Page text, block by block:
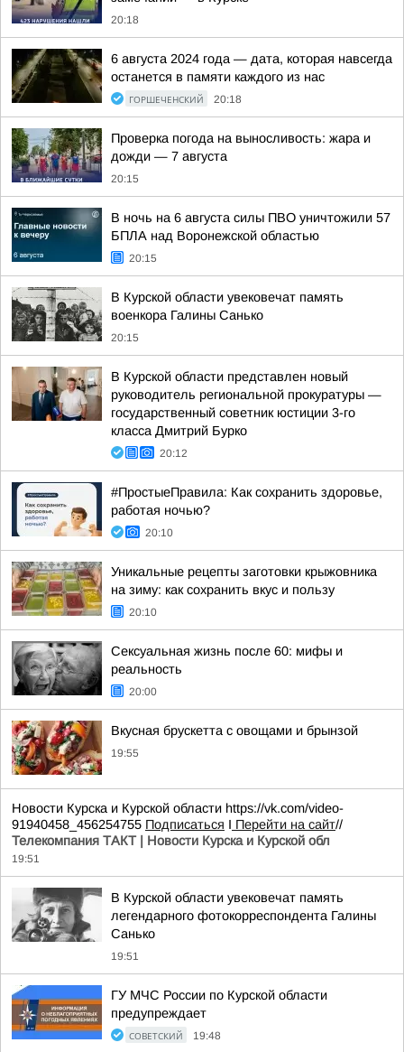
20:18
6 августа 2024 года — дата, которая навсегда
останется в памяти каждого из нас
ГОРШЕЧЕНСКИЙ 20:18
Проверка погода на выносливость: жара и
дожди — 7 августа
20:15
В ночь на 6 августа силы ПВО уничтожили 57
БПЛА над Воронежской областью
20:15
В Курской области увековечат память
военкора Галины Санько
20:15
В Курской области представлен новый
руководитель региональной прокуратуры —
государственный советник юстиции 3-го
класса Дмитрий Бурко
20:12
#ПростыеПравила: Как сохранить здоровье,
работая ночью?
20:10
Уникальные рецепты заготовки крыжовника
на зиму: как сохранить вкус и пользу
20:10
Сексуальная жизнь после 60: мифы и
реальность
20:00
Вкусная брускетта с овощами и брынзой
19:55
Новости Курска и Курской области https://vk.com/video-
91940458_456254755 Подписаться I Перейти на сайт//
Телекомпания ТАКТ | Новости Курска и Курской обл
19:51
В Курской области увековечат память
легендарного фотокорреспондента Галины
Санько
19:51
ГУ МЧС России по Курской области
предупреждает
СОВЕТСКИЙ 19:48